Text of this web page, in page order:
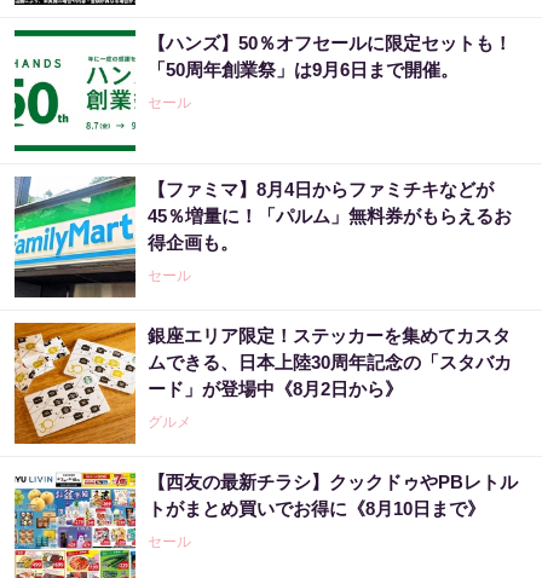
【ハンズ】50％オフセールに限定セットも！
「50周年創業祭」は9月6日まで開催。
セール
【ファミマ】8月4日からファミチキなどが
45％増量に！「パルム」無料券がもらえるお
得企画も。
セール
銀座エリア限定！ステッカーを集めてカスタ
ムできる、日本上陸30周年記念の「スタバカ
ード」が登場中《8月2日から》
グルメ
【西友の最新チラシ】クックドゥやPBレトル
トがまとめ買いでお得に《8月10日まで》
セール